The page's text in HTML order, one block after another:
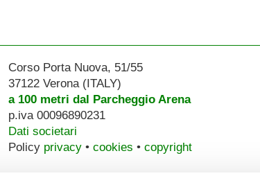
Corso Porta Nuova, 51/55
37122 Verona (ITALY)
a 100 metri dal Parcheggio Arena
p.iva 00096890231
Dati societari
Policy privacy• cookies • copyright